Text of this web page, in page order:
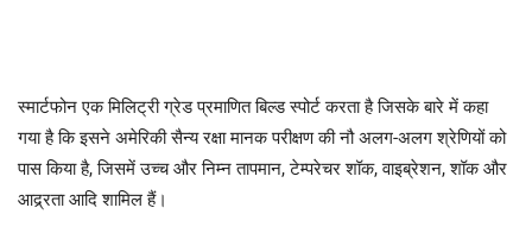
स्मार्टफोन एक मिलिट्री ग्रेड प्रमाणित बिल्ड स्पोर्ट करता है जिसके बारे में कहा
गया है कि इसने अमेरिकी सैन्य रक्षा मानक परीक्षण की नौ अलग-अलग श्रेणियों को
पास किया है, जिसमें उच्च और निम्न तापमान, टेम्परेचर शॉक, वाइब्रेशन, शॉक और
आद्र्रता आदि शामिल हैं।